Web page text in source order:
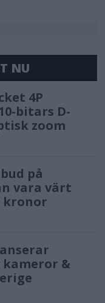
NU
4P
bitars D-
zoom
på
vara värt
kronor
&